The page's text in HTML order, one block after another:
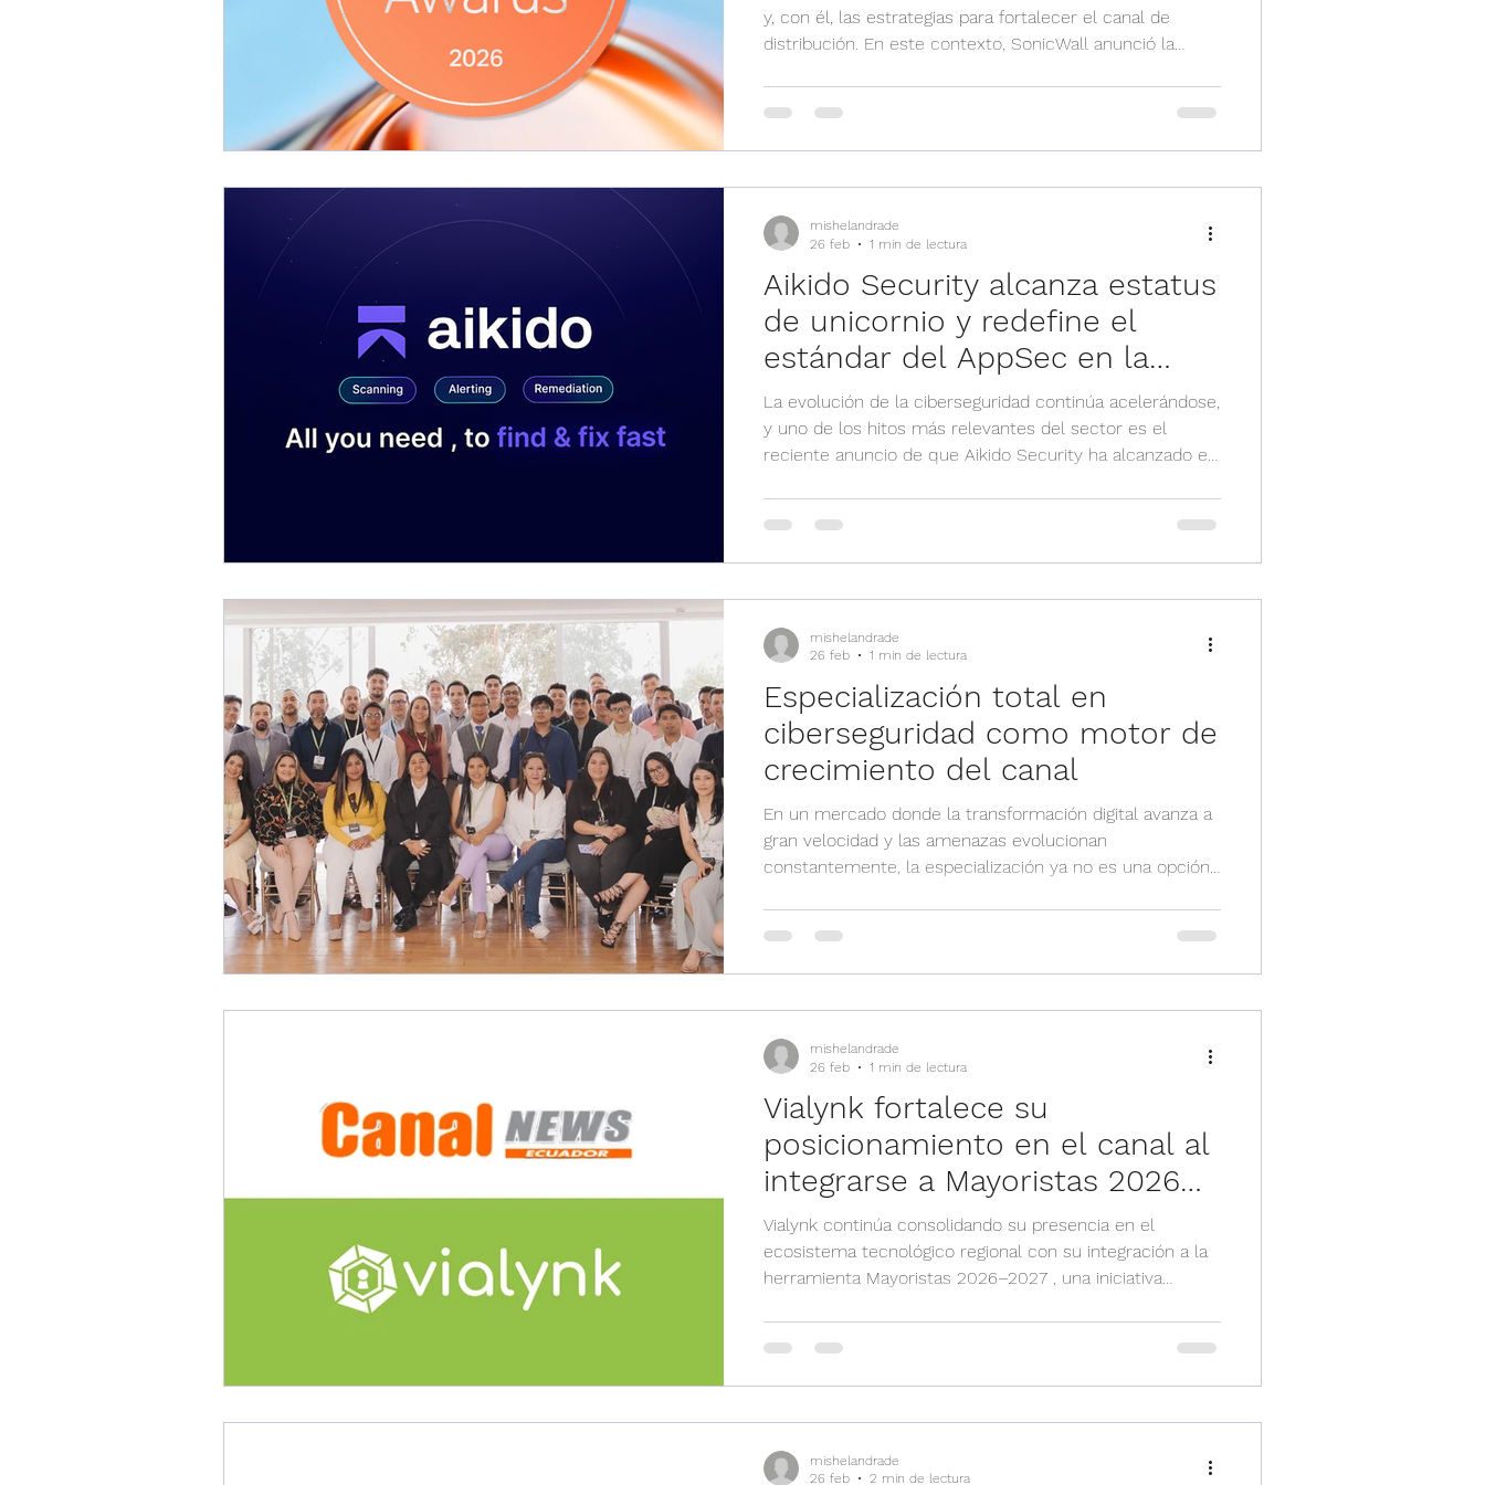
y, con él, las estrategias para fortalecer el canal de
distribución. En este contexto, SonicWall anunció la
crecimiento del canal y fortalecer las oportunidades de
negocio para integradores y proveedores de servicios de
Aikido Security alcanza estatus
de unicornio y redefine el
estándar del AppSec en la
región
La evolución de la ciberseguridad continúa acelerándose,
y uno de los hitos más relevantes del sector es el
reciente anuncio de que Aikido Security ha alcanzado el
un enfoque moderno e integrado en seguridad de
aplicaciones. Tal como destaca Canal News, Aikido se
mishelandrade
26 feb
1 min de lectura
Especialización total en
ciberseguridad como motor de
crecimiento del canal
En un mercado donde la transformación digital avanza a
gran velocidad y las amenazas evolucionan
constantemente, la especialización ya no es una opción:
valor agregado 100% especializado en ciberseguridad.
Este reconocimiento reafirma nuestro propósito:
oportunidades de n
mishelandrade
26 feb
1 min de lectura
Vialynk fortalece su
posicionamiento en el canal al
integrarse a Mayoristas 2026–
2027
Vialynk continúa consolidando su presencia en el
ecosistema tecnológico regional con su integración a la
herramienta Mayoristas 2026–2027 , una iniciativa
nuestro compromiso como mayorista de valor agregado
especializado 100% en ciberseguridad, impulsando un
partners. U
mishelandrade
26 feb
1 min de lectura
mishelandrade
26 feb
2 min de lectura